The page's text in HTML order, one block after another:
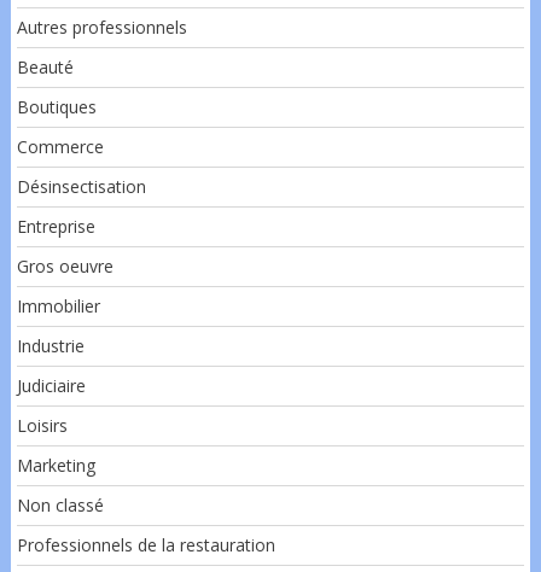
Autres professionnels
Beauté
Boutiques
Commerce
Désinsectisation
Entreprise
Gros oeuvre
Immobilier
Industrie
Judiciaire
Loisirs
Marketing
Non classé
Professionnels de la restauration